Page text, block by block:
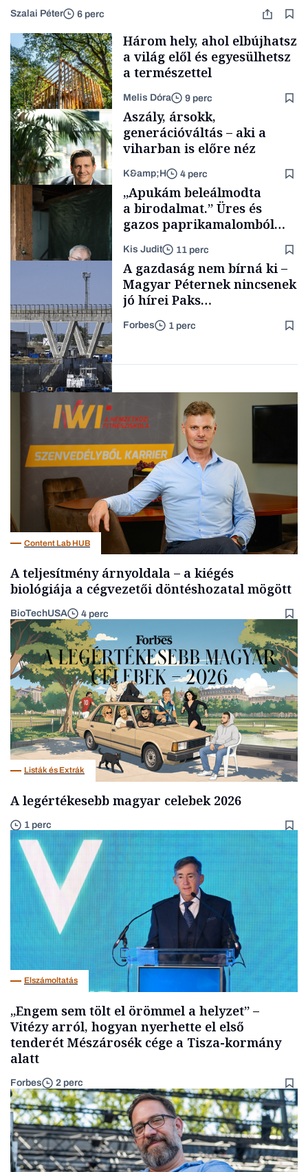
Szalai Péter 6 perc
Longevity
Három hely, ahol elbújhatsz
a világ elől és egyesülhetsz
a természettel
Melis Dóra 9 perc
TÁMOGATÓI
Aszály, ársokk,
generációváltás – aki a
viharban is előre néz
K&amp;H 4 perc
Családi
vállalkozások
„Apukám beleálmodta
a birodalmat.” Üres és
gazos paprikamalomból
lett az igazi családi
fűszersztori
Kis Judit 11 perc
A gazdaság nem bírná ki –
Magyar Péternek nincsenek
jó hírei Paks
újraindításáról
Forbes 1 perc
Content Lab HUB
A teljesítmény árnyoldala – a kiégés
biológiája a cégvezetői döntéshozatal mögött
BioTechUSA 4 perc
Listák és Extrák
A legértékesebb magyar celebek 2026
1 perc
Elszámoltatás
„Engem sem tölt el örömmel a helyzet” –
Vitézy arról, hogyan nyerhette el első
tenderét Mészárosék cége a Tisza-kormány
alatt
Forbes 2 perc